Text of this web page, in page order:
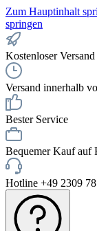
Zum Hauptinhalt
springen
Kostenloser
Versand innerhalb
Bester Service
Bequemer Kauf auf
Hotline +49 2309